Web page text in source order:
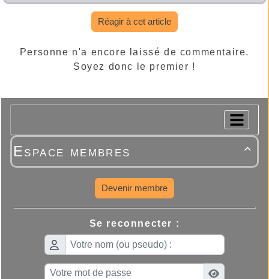
Réagir à cet article
Personne n'a encore laissé de commentaire.
Soyez donc le premier !

Espace membres
Devenir membre
Se reconnecter :